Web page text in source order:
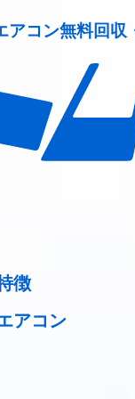
アコン無料回収
徴
アコン